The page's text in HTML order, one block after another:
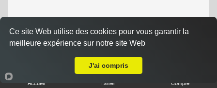
Salade, tomates, oignons, frites, 1 boisson 33 cl
Accueil Panier Compte
Ce site Web utilise des cookies pour vous garantir la
meilleure expérience sur notre site Web
J'ai compris